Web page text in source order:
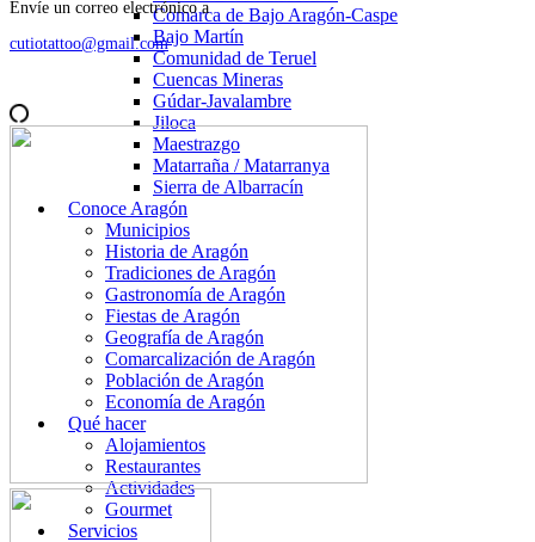
Comarca de Bajo Aragón-Caspe
Bajo Martín
Comunidad de Teruel
Cuencas Mineras
Gúdar-Javalambre
Jiloca
Maestrazgo
Matarraña / Matarranya
Sierra de Albarracín
Conoce Aragón
Municipios
Historia de Aragón
Tradiciones de Aragón
Gastronomía de Aragón
Fiestas de Aragón
Geografía de Aragón
Comarcalización de Aragón
Población de Aragón
Economía de Aragón
Qué hacer
Alojamientos
Restaurantes
Actividades
Gourmet
Servicios
Envíe un correo electrónico a
cutiotattoo@gmail.com